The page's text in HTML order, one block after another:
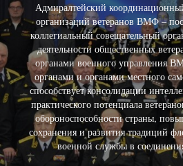
Адмиралтейский
организаций ветеранов ВМФ –
коллегиальный совещательный
деятельности общественных
органами военного управления
органами и органами местного
способствует консолидации
практического потенциала
обороноспособности страны,
сохранения и развития традиций
военной службы в